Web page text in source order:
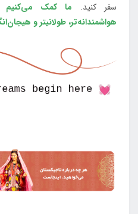
سفر کنید. ما کمک می‌کنیم
هواشمندانه‌تر، طولانی‎تر و هیجان‌انگیزتر باشد.